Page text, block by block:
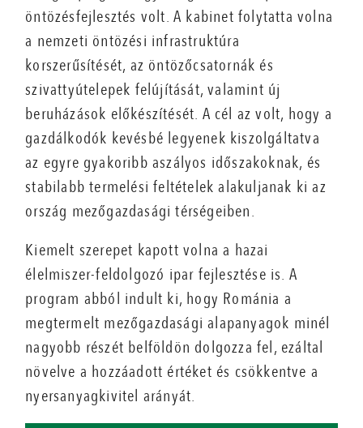
öntözésfejlesztés volt. A kabinet folytatta volna
a nemzeti öntözési infrastruktúra
korszerűsítését, az öntözőcsatornák és
szivattyútelepek felújítását, valamint új
beruházások előkészítését. A cél az volt, hogy a
gazdálkodók kevésbé legyenek kiszolgáltatva
az egyre gyakoribb aszályos időszakoknak, és
stabilabb termelési feltételek alakuljanak ki az
ország mezőgazdasági térségeiben.
Kiemelt szerepet kapott volna a hazai
élelmiszer-feldolgozó ipar fejlesztése is. A
program abból indult ki, hogy Románia a
megtermelt mezőgazdasági alapanyagok minél
nagyobb részét belföldön dolgozza fel, ezáltal
növelve a hozzáadott értéket és csökkentve a
nyersanyagkivitel arányát.